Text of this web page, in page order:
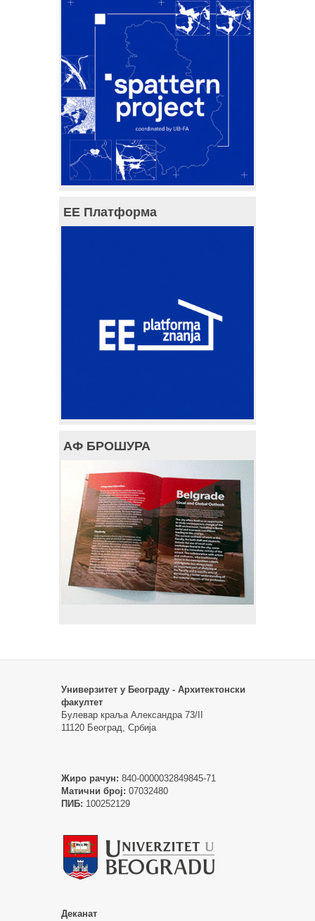
ЕЕ Платформа
АФ БРОШУРА
Универзитет у Београду - Архитектонски
факултет
Булевар краља Александра 73/II
11120 Београд, Србија
Жиро рачун: 840-0000032849845-71
Матични број: 07032480
ПИБ: 100252129
Деканат